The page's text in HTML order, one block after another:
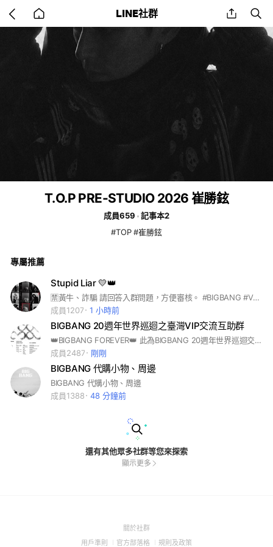
back
to
home
LINE社群 share
T.O.P PRE-STUDIO 2026 崔勝鉉
成員659
記事本2
#TOP #崔勝鉉
專屬推薦
Stupid Liar 💛👑
🈲黃牛、詐騙 請回答入群問題，方便審核。 #BIGBANG #VIP #權志龍 #東永裴 #姜大聲
成員1207
1 小時前
BIGBANG 20週年世界巡迴之臺灣VIP交流互助群
👑BIGBANG FOREVER👑 此為BIGBANG 20週年世界巡迴交流互助群，歡迎喜歡BIGBANG和成員們的VIP加入交流、互相幫助！ 主要是討論20週年世巡，也可以討論和BIGBANG 相關的內容！ 祝福加入群組的VIP粉絲朋友，想去的場次都能順利上岸，也能搶到或抽到好位子！ ⚠️請仔細回答入群的問題⚠️
成員2487
剛剛
BIGBANG 代購小物、周邊
BIGBANG 代購小物、周邊
成員1388
48 分鐘前
還有其他眾多社群等您來探索
顯示更多
關於社群(Open
用戶準則 (Open
官方部落格 (Open
規則及政策(Open